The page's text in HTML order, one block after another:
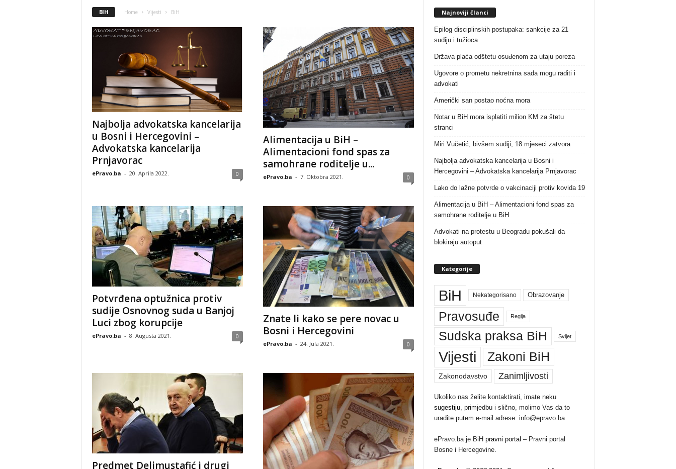
BIH Home Vijesti BiH
Najbolja advokatska kancelarija
u Bosni i Hercegovini –
Advokatska kancelarija
Prnjavorac
ePravo.ba - 20. Aprila 2022. 0
Alimentacija u BiH –
Alimentacioni fond spas za
samohrane roditelje u...
ePravo.ba - 7. Oktobra 2021. 0
Potvrđena optužnica protiv
sudije Osnovnog suda u Banjoj
Luci zbog korupcije
ePravo.ba - 8. Augusta 2021. 0
Znate li kako se pere novac u
Bosni i Hercegovini
ePravo.ba - 24. Jula 2021. 0
Predmet Delimustafić i drugi
Najnoviji članci
Epilog disciplinskih postupaka: sankcije za 21
sudiju i tužioca
Država plaća odštetu osuđenom za utaju poreza
Ugovore o prometu nekretnina sada mogu raditi i
advokati
Američki san postao noćna mora
Notar u BiH mora isplatiti milion KM za štetu
stranci
Miri Vučetić, bivšem sudiji, 18 mjeseci zatvora
Najbolja advokatska kancelarija u Bosni i
Hercegovini – Advokatska kancelarija Prnjavorac
Lako do lažne potvrde o vakcinaciji protiv kovida 19
Alimentacija u BiH – Alimentacioni fond spas za
samohrane roditelje u BiH
Advokati na protestu u Beogradu pokušali da
blokiraju autoput
Kategorije
BiH Nekategorisano Obrazovanje
Pravosuđe Regija
Sudska praksa BiH Svijet
Vijesti Zakoni BiH
Zakonodavstvo Zanimljivosti
Ukoliko nas želite kontaktirati, imate neku
sugestiju, primjedbu i slično, molimo Vas da to
uradite putem e-mail adrese: info@epravo.ba
ePravo.ba je BiH pravni portal – Pravni portal
Bosne i Hercegovine.